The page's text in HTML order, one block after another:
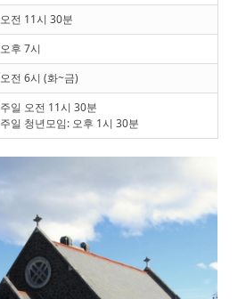
오전 11시 30분
오후 7시
오전 6시 (화~금)
주일 오전 11시 30분
주일 청년모임: 오후 1시 30분